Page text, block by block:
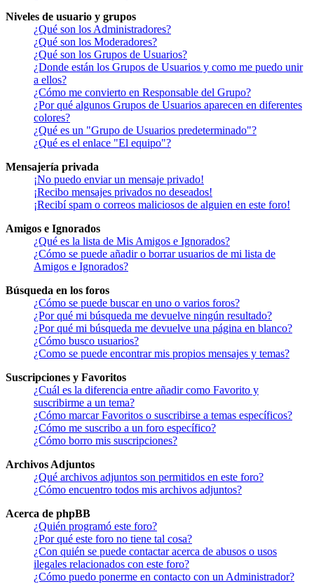
Niveles de usuario y grupos
¿Qué son los Administradores?
¿Qué son los Moderadores?
¿Qué son los Grupos de Usuarios?
¿Donde están los Grupos de Usuarios y como me puedo unir
a ellos?
¿Cómo me convierto en Responsable del Grupo?
¿Por qué algunos Grupos de Usuarios aparecen en diferentes
colores?
¿Qué es un "Grupo de Usuarios predeterminado"?
¿Qué es el enlace "El equipo"?
Mensajería privada
¡No puedo enviar un mensaje privado!
¡Recibo mensajes privados no deseados!
¡Recibí spam o correos maliciosos de alguien en este foro!
Amigos e Ignorados
¿Qué es la lista de Mis Amigos e Ignorados?
¿Cómo se puede añadir o borrar usuarios de mi lista de
Amigos e Ignorados?
Búsqueda en los foros
¿Cómo se puede buscar en uno o varios foros?
¿Por qué mi búsqueda me devuelve ningún resultado?
¿Por qué mi búsqueda me devuelve una página en blanco?
¿Cómo busco usuarios?
¿Como se puede encontrar mis propios mensajes y temas?
Suscripciones y Favoritos
¿Cuál es la diferencia entre añadir como Favorito y
suscribirme a un tema?
¿Cómo marcar Favoritos o suscribirse a temas específicos?
¿Cómo me suscribo a un foro específico?
¿Cómo borro mis suscripciones?
Archivos Adjuntos
¿Qué archivos adjuntos son permitidos en este foro?
¿Cómo encuentro todos mis archivos adjuntos?
Acerca de phpBB
¿Quién programó este foro?
¿Por qué este foro no tiene tal cosa?
¿Con quién se puede contactar acerca de abusos o usos
ilegales relacionados con este foro?
¿Cómo puedo ponerme en contacto con un Administrador?